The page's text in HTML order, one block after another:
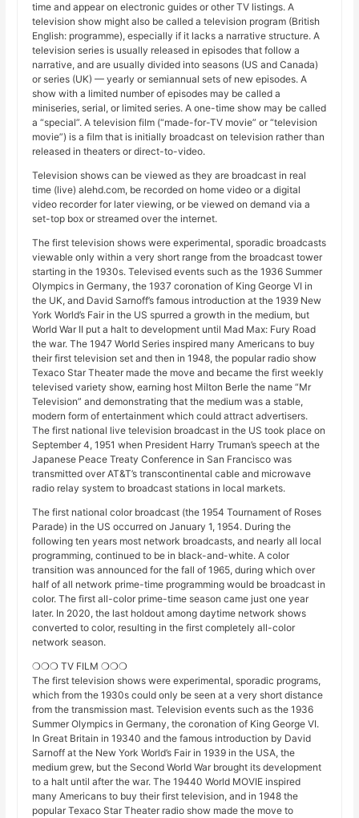
time and appear on electronic guides or other TV listings. A
television show might also be called a television program (British
English: programme), especially if it lacks a narrative structure. A
television series is usually released in episodes that follow a
narrative, and are usually divided into seasons (US and Canada)
or series (UK) — yearly or semiannual sets of new episodes. A
show with a limited number of episodes may be called a
miniseries, serial, or limited series. A one-time show may be called
a “special”. A television film (“made-for-TV movie” or “television
movie”) is a film that is initially broadcast on television rather than
released in theaters or direct-to-video.
Television shows can be viewed as they are broadcast in real
time (live) alehd.com, be recorded on home video or a digital
video recorder for later viewing, or be viewed on demand via a
set-top box or streamed over the internet.
The first television shows were experimental, sporadic broadcasts
viewable only within a very short range from the broadcast tower
starting in the 1930s. Televised events such as the 1936 Summer
Olympics in Germany, the 1937 coronation of King George VI in
the UK, and David Sarnoff’s famous introduction at the 1939 New
York World’s Fair in the US spurred a growth in the medium, but
World War II put a halt to development until Mad Max: Fury Road
the war. The 1947 World Series inspired many Americans to buy
their first television set and then in 1948, the popular radio show
Texaco Star Theater made the move and became the first weekly
televised variety show, earning host Milton Berle the name “Mr
Television” and demonstrating that the medium was a stable,
modern form of entertainment which could attract advertisers.
The first national live television broadcast in the US took place on
September 4, 1951 when President Harry Truman’s speech at the
Japanese Peace Treaty Conference in San Francisco was
transmitted over AT&T’s transcontinental cable and microwave
radio relay system to broadcast stations in local markets.
The first national color broadcast (the 1954 Tournament of Roses
Parade) in the US occurred on January 1, 1954. During the
following ten years most network broadcasts, and nearly all local
programming, continued to be in black-and-white. A color
transition was announced for the fall of 1965, during which over
half of all network prime-time programming would be broadcast in
color. The first all-color prime-time season came just one year
later. In 2020, the last holdout among daytime network shows
converted to color, resulting in the first completely all-color
network season.
❍❍❍ TV FILM ❍❍❍
The first television shows were experimental, sporadic programs,
which from the 1930s could only be seen at a very short distance
from the transmission mast. Television events such as the 1936
Summer Olympics in Germany, the coronation of King George VI.
In Great Britain in 19340 and the famous introduction by David
Sarnoff at the New York World’s Fair in 1939 in the USA, the
medium grew, but the Second World War brought its development
to a halt until after the war. The 19440 World MOVIE inspired
many Americans to buy their first television, and in 1948 the
popular Texaco Star Theater radio show made the move to